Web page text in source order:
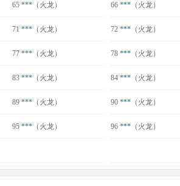
65 *** （火龙） 66 *** （火龙）
71 *** （火龙） 72 *** （火龙）
77 *** （火龙） 78 *** （火龙）
83 *** （火龙） 84 *** （火龙）
89 *** （火龙） 90 *** （火龙）
95 *** （火龙） 96 *** （火龙）